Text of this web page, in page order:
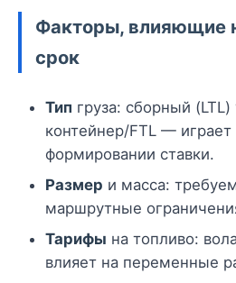
Факторы, влияющие
срок
Тип груза: сборный
контейнер/FTL —
формировании ставки.
Размер и масса:
маршрутные
Тарифы на топливо:
влияет на переменные